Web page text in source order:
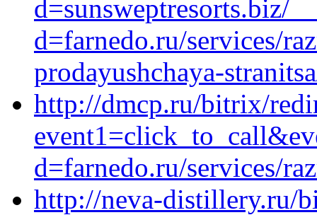
d=sunsweptresorts.biz/
d=farnedo.ru/services/
prodayushchaya-
http://dmcp.ru/bitrix/
d=farnedo.ru/services/
http://neva-distillery.ru/